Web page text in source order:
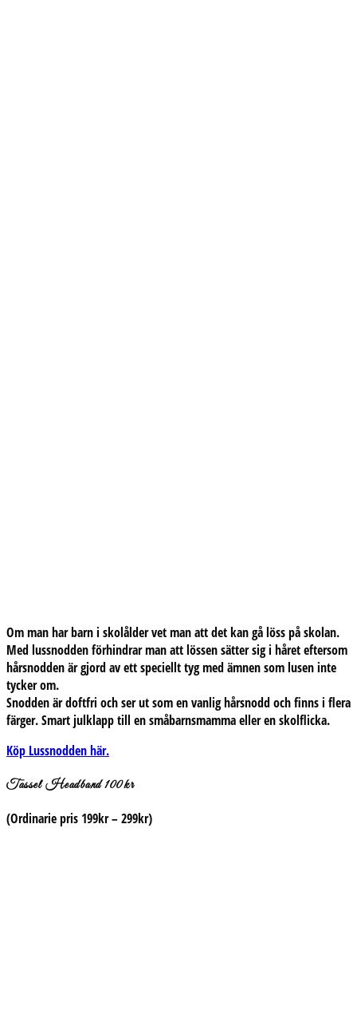
Om man har barn i skolålder vet man att det kan gå löss på skolan.
Med lussnodden förhindrar man att lössen sätter sig i håret eftersom
hårsnodden är gjord av ett speciellt tyg med ämnen som lusen inte
tycker om.
Snodden är doftfri och ser ut som en vanlig hårsnodd och finns i flera
färger. Smart julklapp till en småbarnsmamma eller en skolflicka.
Köp Lussnodden här.
Tassel Headband 100kr
(Ordinarie pris 199kr – 299kr)